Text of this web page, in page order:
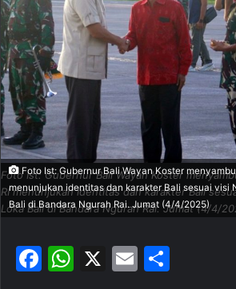
e
m
Foto Ist: Gubernur Bali Wayan Koster
RI menunjukan identitas dan karakter Bali
Loka Bali di Bandara Ngurah Rai. Jumat (4/4/
Foto Ist: Gubernur Bali Wayan Koster
menunjukan identitas dan karakter Bali sesuai visi
Bali di Bandara Ngurah Rai. Jumat (4/4/2025)
F
W X
E